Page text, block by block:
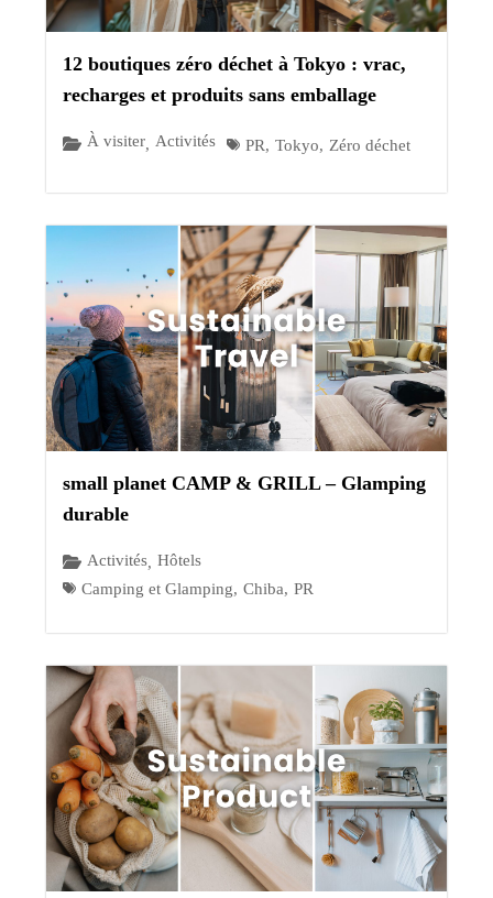
12 boutiques zéro déchet à Tokyo : vrac,
recharges et produits sans emballage
À visiter, Activités PR, Tokyo, Zéro déchet
small planet CAMP & GRILL – Glamping
durable
Activités, Hôtels
Camping et Glamping, Chiba, PR